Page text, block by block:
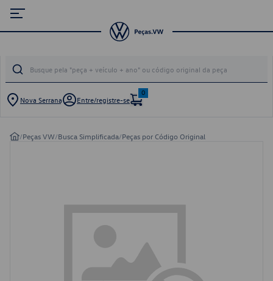
Nova Serrana Entre/registre-se
0
/Peças VW/Busca Simplificada/Peças por Código Original